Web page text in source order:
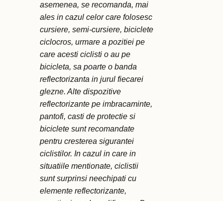
asemenea, se recomanda, mai
ales in cazul celor care folosesc
cursiere, semi-cursiere, biciclete
ciclocros, urmare a pozitiei pe
care acesti ciclisti o au pe
bicicleta, sa poarte o banda
reflectorizanta in jurul fiecarei
glezne. Alte dispozitive
reflectorizante pe imbracaminte,
pantofi, casti de protectie si
biciclete sunt recomandate
pentru cresterea sigurantei
ciclistilor. In cazul in care in
situatiile mentionate, ciclistii
sunt surprinsi neechipati cu
elemente reflectorizante,